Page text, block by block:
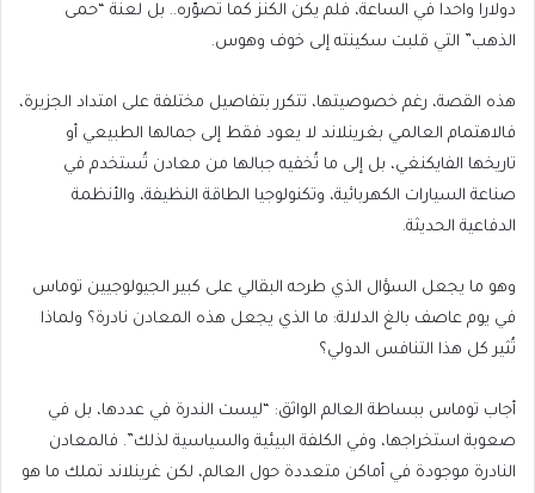
دولارا واحدا في الساعة، فلم يكن الكنز كما تصوّره.. بل لعنة “حمى
الذهب” التي قلبت سكينته إلى خوف وهوس.
هذه القصة، رغم خصوصيتها، تتكرر بتفاصيل مختلفة على امتداد الجزيرة،
فالاهتمام العالمي بغرينلاند لا يعود فقط إلى جمالها الطبيعي أو
تاريخها الفايكنغي، بل إلى ما تُخفيه جبالها من معادن تُستخدم في
صناعة السيارات الكهربائية، وتكنولوجيا الطاقة النظيفة، والأنظمة
الدفاعية الحديثة.
وهو ما يجعل السؤال الذي طرحه البقالي على كبير الجيولوجيين توماس
في يوم عاصف بالغ الدلالة: ما الذي يجعل هذه المعادن نادرة؟ ولماذا
تُثير كل هذا التنافس الدولي؟
أجاب توماس ببساطة العالم الواثق: “ليست الندرة في عددها، بل في
صعوبة استخراجها، وفي الكلفة البيئية والسياسية لذلك”. فالمعادن
النادرة موجودة في أماكن متعددة حول العالم، لكن غرينلاند تملك ما هو